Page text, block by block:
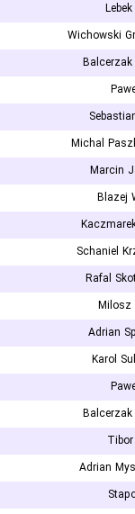
Wichowski
Michal
Marcin
Blazej
Schaniel
Rafal
Milosz
Adrian
Karol
Adrian